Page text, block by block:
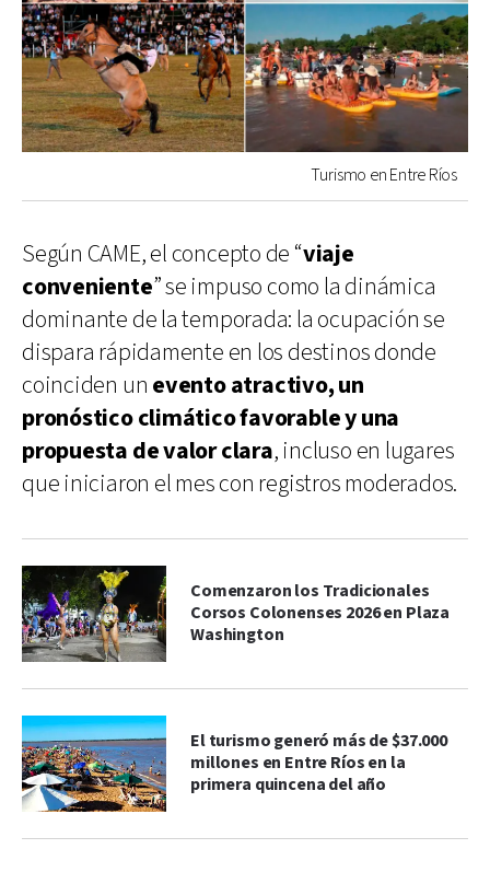
Turismo en Entre Ríos
Según CAME, el concepto de “viaje
conveniente” se impuso como la dinámica
dominante de la temporada: la ocupación se
dispara rápidamente en los destinos donde
coinciden un evento atractivo, un
pronóstico climático favorable y una
propuesta de valor clara, incluso en lugares
que iniciaron el mes con registros moderados.
Comenzaron los Tradicionales
Corsos Colonenses 2026 en Plaza
Washington
El turismo generó más de $37.000
millones en Entre Ríos en la
primera quincena del año